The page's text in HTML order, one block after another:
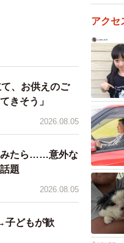
、お供えのご
きそう」
2026.08.05
みたら……意外な
題
2026.08.05
子どもが歓
アクセ